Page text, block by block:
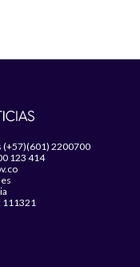
(+57)(601) 2200700
123 414
111321